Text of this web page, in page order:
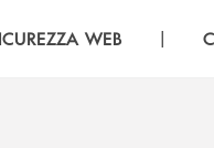
WEB |